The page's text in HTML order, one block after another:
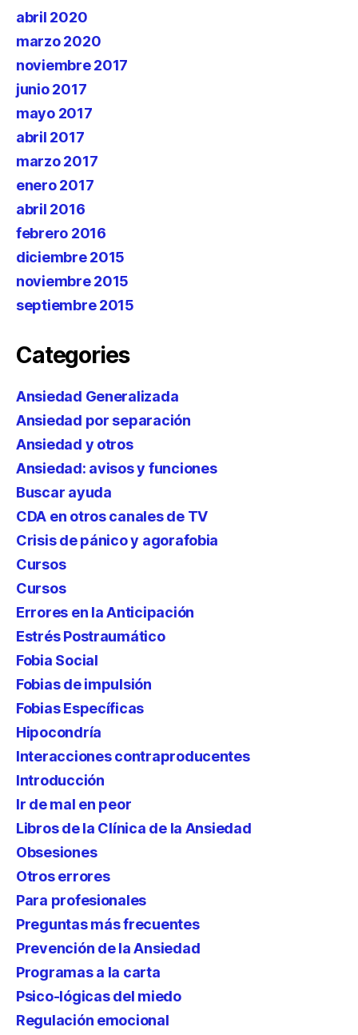
abril 2020
marzo 2020
noviembre 2017
junio 2017
mayo 2017
abril 2017
marzo 2017
enero 2017
abril 2016
febrero 2016
diciembre 2015
noviembre 2015
septiembre 2015
Categories
Ansiedad Generalizada
Ansiedad por separación
Ansiedad y otros
Ansiedad: avisos y funciones
Buscar ayuda
CDA en otros canales de TV
Crisis de pánico y agorafobia
Cursos
Cursos
Errores en la Anticipación
Estrés Postraumático
Fobia Social
Fobias de impulsión
Fobias Específicas
Hipocondría
Interacciones contraproducentes
Introducción
Ir de mal en peor
Libros de la Clínica de la Ansiedad
Obsesiones
Otros errores
Para profesionales
Preguntas más frecuentes
Prevención de la Ansiedad
Programas a la carta
Psico-lógicas del miedo
Regulación emocional